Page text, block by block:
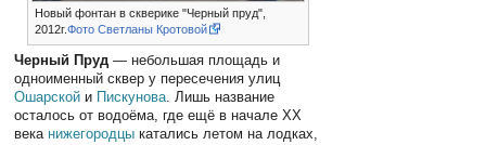
Новый фонтан в скверике "Черный пруд",
2012г.Фото Светланы Кротовой
Черный Пруд — небольшая площадь и
одноименный сквер у пересечения улиц
Ошарской и Пискунова. Лишь название
осталось от водоёма, где ещё в начале ХХ
века нижегородцы катались летом на лодках,